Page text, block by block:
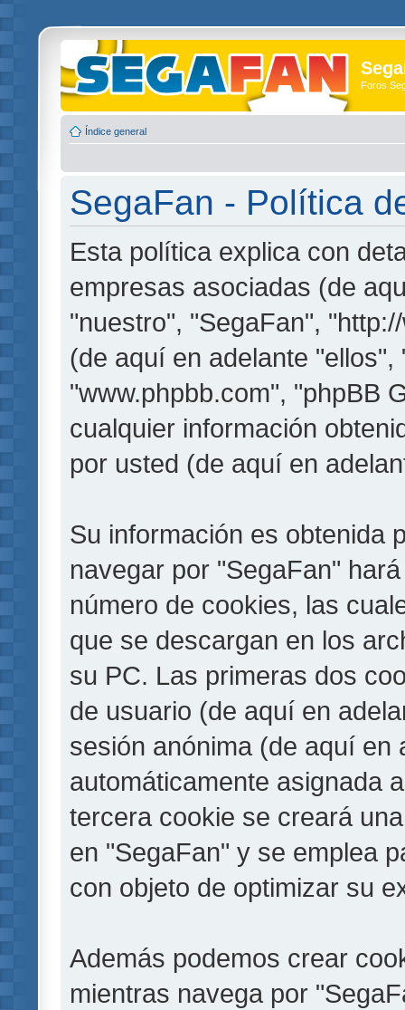
Foros
Índice general
SegaFan - Política
Esta política explica con
empresas asociadas (de
"nuestro", "SegaFan",
(de aquí en adelante
"www.phpbb.com", "phpBB
cualquier información
por usted (de aquí en
Su información es obtenida
navegar por "SegaFan"
número de cookies, las
que se descargan en los
su PC. Las primeras dos
de usuario (de aquí en
sesión anónima (de aquí en
automáticamente asignada
tercera cookie se creará
en "SegaFan" y se emplea
con objeto de optimizar su
Además podemos crear
mientras navega por